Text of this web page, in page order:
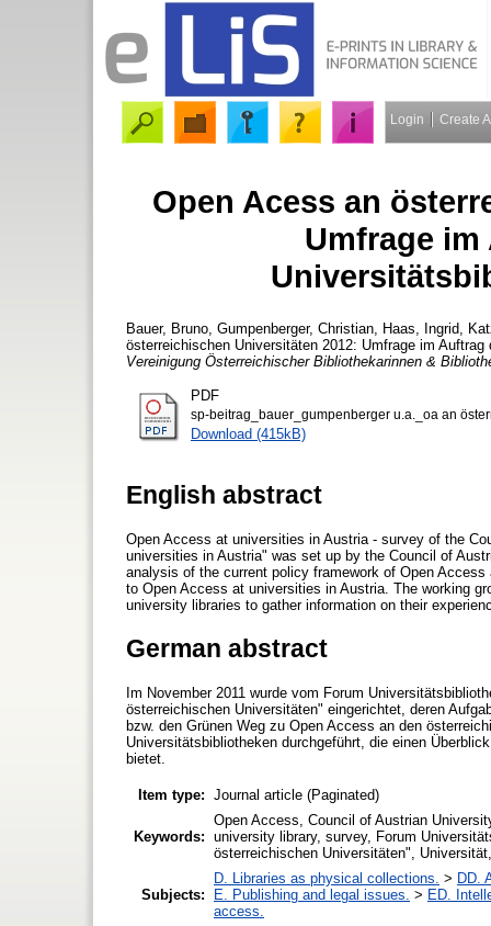
Login Create
Open Acess an
Umfrage
Bauer, Bruno Gumpenberger, Christian Haas, Ingrid
österreichischen Universitäten 2012: Umfrage im
Vereinigung Österreichischer Bibliothekarinnen &
PDF
sp-beitrag_bauer_gumpenberger u.a._oa an
Download (415kB)
English abstract
Open Access at universities in Austria - survey of the
universities in Austria" was set up by the Council of
analysis of the current policy framework of Open
to Open Access at universities in Austria. The working
university libraries to gather information on their
German abstract
Im November 2011 wurde vom Forum
österreichischen Universitäten" eingerichtet, deren
bzw. den Grünen Weg zu Open Access an den
Universitätsbibliotheken durchgeführt, die einen
bietet.
Item type: Journal article (Paginated)
Keywords:
Open Access, Council of Austrian
university library, survey, Forum
österreichischen Universitäten",
Subjects:
D. Libraries as physical collections. > DD.
E. Publishing and legal issues. > ED.
access.